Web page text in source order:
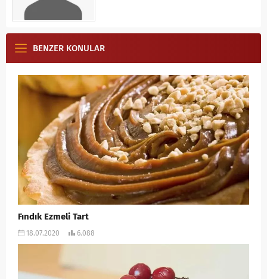
BENZER KONULAR
Fındık Ezmeli Tart
18.07.2020 6.088